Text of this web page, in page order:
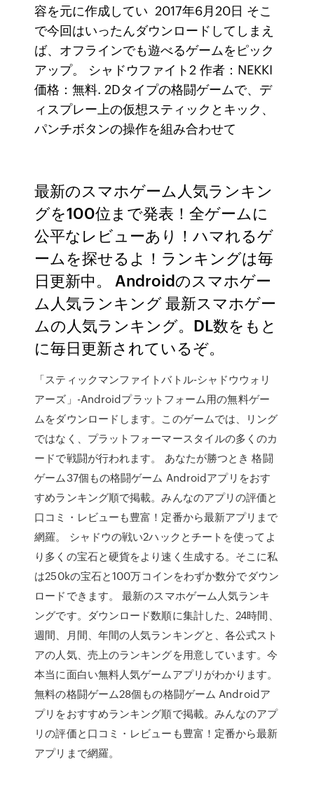
容を元に作成してい 2017年6月20日 そこ
で今回はいったんダウンロードしてしまえ
ば、オフラインでも遊べるゲームをピック
アップ。 シャドウファイト2 作者：NEKKI
価格：無料. 2Dタイプの格闘ゲームで、デ
ィスプレー上の仮想スティックとキック、
パンチボタンの操作を組み合わせて
最新のスマホゲーム人気ランキン
グを100位まで発表！全ゲームに
公平なレビューあり！ハマれるゲ
ームを探せるよ！ランキングは毎
日更新中。 Androidのスマホゲー
ム人気ランキング 最新スマホゲー
ムの人気ランキング。DL数をもと
に毎日更新されているぞ。
「スティックマンファイトバトル-シャドウウォリ
アーズ」-Androidプラットフォーム用の無料ゲー
ムをダウンロードします。このゲームでは、リング
ではなく、プラットフォーマースタイルの多くのカ
ードで戦闘が行われます。 あなたが勝つとき 格闘
ゲーム37個もの格闘ゲーム Androidアプリをおす
すめランキング順で掲載。みんなのアプリの評価と
口コミ・レビューも豊富！定番から最新アプリまで
網羅。 シャドウの戦い2ハックとチートを使ってよ
り多くの宝石と硬貨をより速く生成する。そこに私
は250kの宝石と100万コインをわずか数分でダウン
ロードできます。 最新のスマホゲーム人気ランキ
ングです。ダウンロード数順に集計した、24時間、
週間、月間、年間の人気ランキングと、各公式スト
アの人気、売上のランキングを用意しています。今
本当に面白い無料人気ゲームアプリがわかります。
無料の格闘ゲーム28個もの格闘ゲーム Androidア
プリをおすすめランキング順で掲載。みんなのアプ
リの評価と口コミ・レビューも豊富！定番から最新
アプリまで網羅。